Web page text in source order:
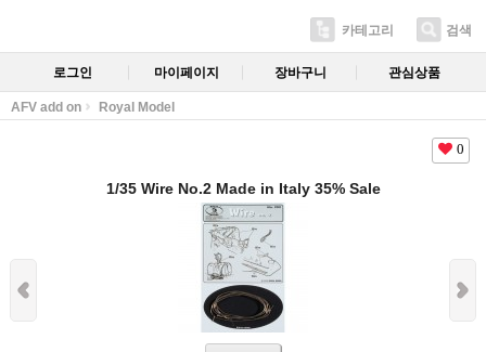
카테고리 검색
로그인 마이페이지 장바구니 관심상품
AFV add on Royal Model
0
1/35 Wire No.2 Made in Italy 35% Sale